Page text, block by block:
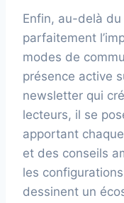
Enfin, au-delà
parfaitement
modes de
présence active
newsletter qui
lecteurs, il se
apportant
et des conseils
les
dessinent un